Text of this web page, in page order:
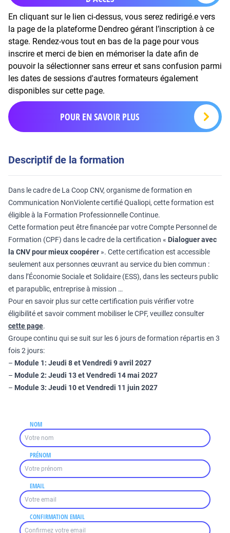
En cliquant sur le lien ci-dessus, vous serez redirigé.e vers
la page de la plateforme Dendreo gérant l’inscription à ce
stage. Rendez-vous tout en bas de la page pour vous
inscrire et merci de bien en mémoriser la date afin de
pouvoir la sélectionner sans erreur et sans confusion parmi
les dates de sessions d'autres formateurs également
disponibles sur cette page.
POUR EN SAVOIR PLUS
Descriptif de la formation
Dans le cadre de La Coop CNV, organisme de formation en
Communication NonViolente certifié Qualiopi, cette formation est
éligible à la Formation Professionnelle Continue.
Cette formation peut être financée par votre Compte Personnel de
Formation (CPF) dans le cadre de la certification « Dialoguer avec
la CNV pour mieux coopérer ». Cette certification est accessible
seulement aux personnes œuvrant au service du bien commun :
dans l’Économie Sociale et Solidaire (ESS), dans les secteurs public
et parapublic, entreprise à mission …
Pour en savoir plus sur cette certification puis vérifier votre
éligibilité et savoir comment mobiliser le CPF, veuillez consulter
cette page.
Groupe continu qui se suit sur les 6 jours de formation répartis en 3
fois 2 jours:
– Module 1: Jeudi 8 et Vendredi 9 avril 2027
– Module 2: Jeudi 13 et Vendredi 14 mai 2027
– Module 3: Jeudi 10 et Vendredi 11 juin 2027
NOM
PRÉNOM
EMAIL
CONFIRMATION EMAIL